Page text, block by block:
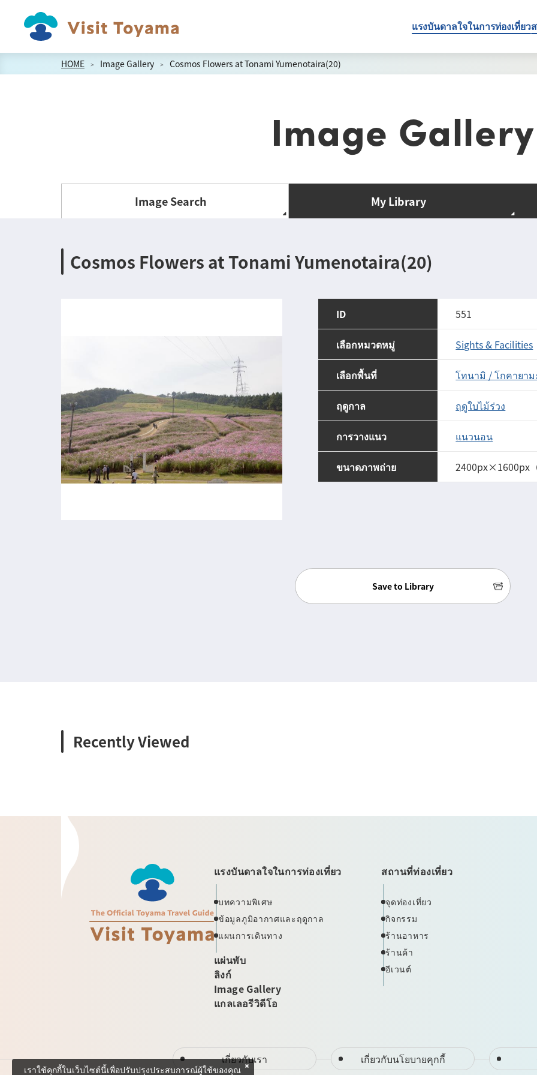
แรงบันดาลใจในการท่องเที่ยว
HOME Image Gallery Cosmos Flowers at Tonami Yumenotaira(20)
Image Gallery
Image Search My Library
Cosmos Flowers at Tonami Yumenotaira(20)
ID 551
เลือกหมวดหมู่ Sights & Facilities
เลือกพื้นที่ โทนามิ / โกคายาม
ฤดูกาล ฤดูใบไม้ร่วง
การวางแนว แนวนอน
ขนาดภาพถ่าย 2400px×1600px（
Save to Library
Recently Viewed
แรงบันดาลใจในการท่องเที่ยว
บทความพิเศษ
ข้อมูลภูมิอากาศและฤดูกาล
แผนการเดินทาง
แผ่นพับ
ลิงก์
Image Gallery
แกลเลอรีวิดีโอ
สถานที่ท่องเที่ยว
จุดท่องเที่ยว
กิจกรรม
ร้านอาหาร
ร้านค้า
อีเวนต์
เกี่ยวกับเรา เกี่ยวกับนโยบายคุกกี้
เราใช้คุกกี้ในเว็บไซต์นี้เพื่อปรับปรุงประสบการณ์ผู้ใช้ของคุณ